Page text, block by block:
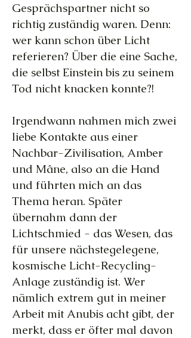
Gesprächspartner nicht so
richtig zuständig waren. Denn:
wer kann schon über Licht
referieren? Über die eine Sache,
die selbst Einstein bis zu seinem
Tod nicht knacken konnte?!
Irgendwann nahmen mich zwei
liebe Kontakte aus einer
Nachbar-Zivilisation, Amber
und Mâne, also an die Hand
und führten mich an das
Thema heran. Später
übernahm dann der
Lichtschmied - das Wesen, das
für unsere nächstegelegene,
kosmische Licht-Recycling-
Anlage zuständig ist. Wer
nämlich extrem gut in meiner
Arbeit mit Anubis acht gibt, der
merkt, dass er öfter mal davon